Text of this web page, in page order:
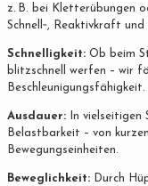
z. B. bei Kletterübungen
Schnell‐, Reaktivkraft
Schnelligkeit: Ob beim
blitzschnell werfen – wir
Beschleunigungsfähigkeit.
Ausdauer: In vielseitigen
Belastbarkeit – von
Bewegungseinheiten.
Beweglichkeit: Durch